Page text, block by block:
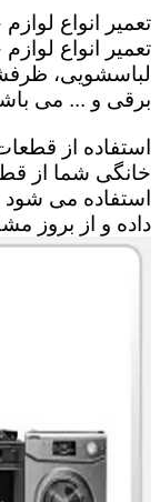
تعمیر انواع
تعمیر انواع
لباسشویی،
برقی و ... می
استفاده از
خانگی شما از
استفاده می شود
داده و از بروز